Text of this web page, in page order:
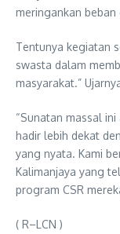
meringankan beban
Tentunya kegiatan
swasta dalam
masyarakat.”
“Sunatan massal
hadir lebih dekat
yang nyata. Kami
Kalimanjaya yang
program CSR
( R–LCN )